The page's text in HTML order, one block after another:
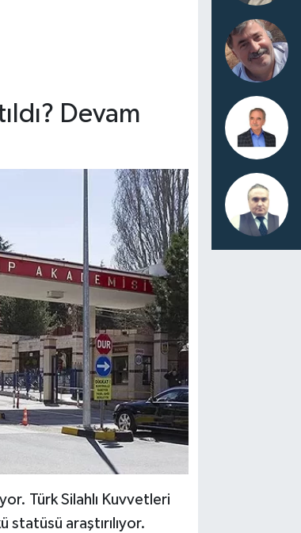
Devam
Türk Silahlı Kuvvetleri
statüsü araştırılıyor.